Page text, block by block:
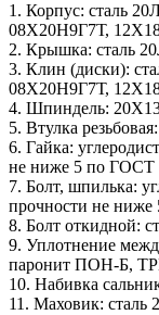
1. Корпус: сталь
08Х20Н9Г7Т,
2. Крышка: сталь
3. Клин (диски):
08Х20Н9Г7Т,
4. Шпиндель:
5. Втулка
6. Гайка:
не ниже 5 по ГОСТ
7. Болт, шпилька:
прочности не
8. Болт откидной:
9. Уплотнение
паронит ПОН-Б,
10. Набивка
11. Маховик: сталь